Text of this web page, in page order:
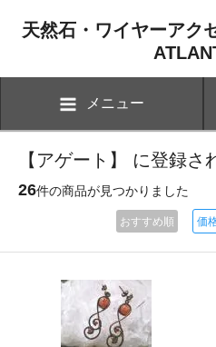
天然石・ワイヤーアク
メニュー
【アゲート】 に登録さ
26件の商品が見つかりました
おすすめ順 価